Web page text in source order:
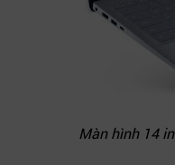
Màn hình 14